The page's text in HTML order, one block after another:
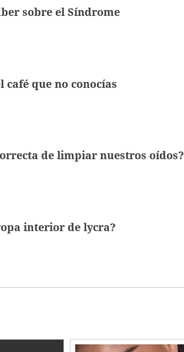
sobre el Síndrome
café que no conocías
de limpiar nuestros oídos?
interior de lycra?